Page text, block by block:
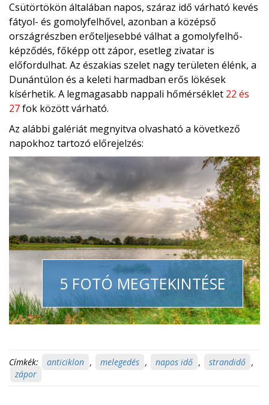
Csütörtökön általában napos, száraz idő várható kevés
fátyol- és gomolyfelhővel, azonban a középső
országrészben erőteljesebbé válhat a gomolyfelhő-
képződés, főképp ott zápor, esetleg zivatar is
előfordulhat. Az északias szelet nagy területen élénk, a
Dunántúlon és a keleti harmadban erős lökések
kísérhetik. A legmagasabb nappali hőmérséklet 22 és
27fok között várható.
Az alábbi galériát megnyitva olvasható a következő
napokhoz tartozó előrejelzés:
5 FOTÓ MEGTEKINTÉSE
Címkék: anticiklon , melegedés , napos idő , strandidő ,
zápor